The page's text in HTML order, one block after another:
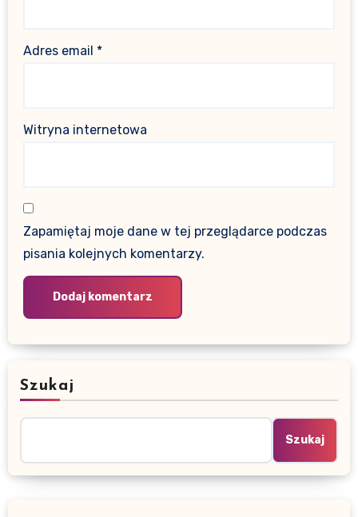
Adres email *
Witryna internetowa
Zapamiętaj moje dane w tej przeglądarce podczas
pisania kolejnych komentarzy.
Szukaj
Szukaj